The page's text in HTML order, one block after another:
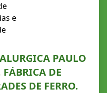
PAULO
FÁBRICA DE
DE FERRO.